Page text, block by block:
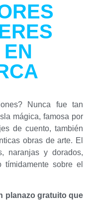
Nunca fue tan
mágica, famosa por
de cuento, también
obras de arte. El
naranjas y dorados,
sobre el
planazo gratuito que